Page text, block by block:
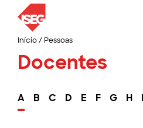
Início/ Pessoas
Docentes
A B C D E F G H I